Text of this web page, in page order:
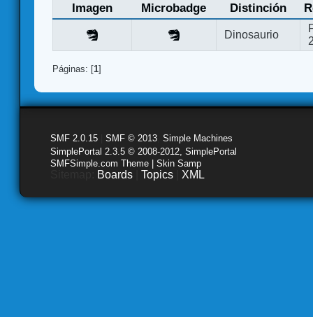
Imagen Microbadge Distinción
Dinosaurio
Páginas: [1]
SMF 2.0.15 SMF © 2013 Simple Machines
SimplePortal 2.3.5 © 2008-2012, SimplePortal
SMFSimple.com Theme | Skin Samp
Boards Topics XML